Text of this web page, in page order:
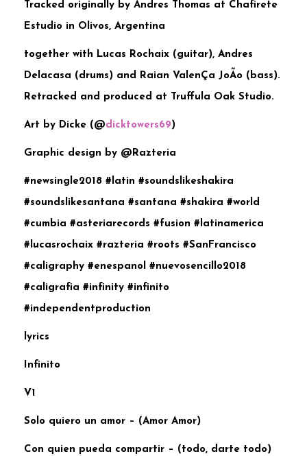
Tracked originally by Andres Thomas at Chafirete
Estudio in Olivos, Argentina
together with Lucas Rochaix (guitar), Andres
Delacasa (drums) and Raian ValenÇa JoÃo (bass).
Retracked and produced at Truffula Oak Studio.
Art by Dicke (@dicktowers69)
Graphic design by @Razteria
#newsingle2018 #latin #soundslikeshakira
#soundslikesantana #santana #shakira #world
#cumbia #asteriarecords #fusion #latinamerica
#lucasrochaix #razteria #roots #SanFrancisco
#caligraphy #enespanol #nuevosencillo2018
#caligrafia #infinity #infinito
#independentproduction
lyrics
Infinito
V1
Solo quiero un amor – (Amor Amor)
Con quien pueda compartir – (todo, darte todo)